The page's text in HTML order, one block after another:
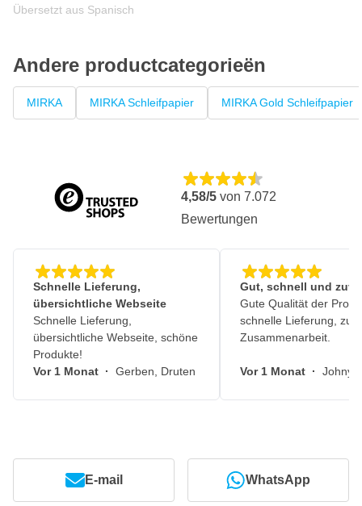
Schleifqualität: Schneller Materialabtrag mit gleichmäßigem,
Übersetzt aus Spanisch
Andere productcategorieën
MIRKA MIRKA Schleifpapier MIRKA Gold Schleifpapier
4,58/5 von 7.072
Bewertungen
Schnelle Lieferung,
übersichtliche Webseite
Schnelle Lieferung,
übersichtliche Webseite, schöne
Produkte!
Vor 1 Monat · Gerben, Druten
Gut, schnell und
Gute Qualität der
schnelle Lieferung,
Zusammenarbeit.
Vor 1 Monat · Johny,
E-mail WhatsApp